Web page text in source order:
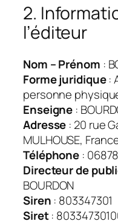
2.
l’éditeur
Nom – Prénom :
Forme juridique:
personne
Enseigne :
Adresse : 20 rue
MULHOUSE,
Téléphone :
Directeur de
BOURDON
Siren : 803347301
Siret: